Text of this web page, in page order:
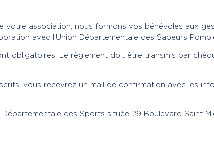
votre association, nous formons vos bénévoles aux
avec l’Union Départementale des Sapeurs
obligatoires. Le règlement doit être transmis par
vous recevrez un mail de confirmation avec les
des Sports située 29 Boulevard Saint